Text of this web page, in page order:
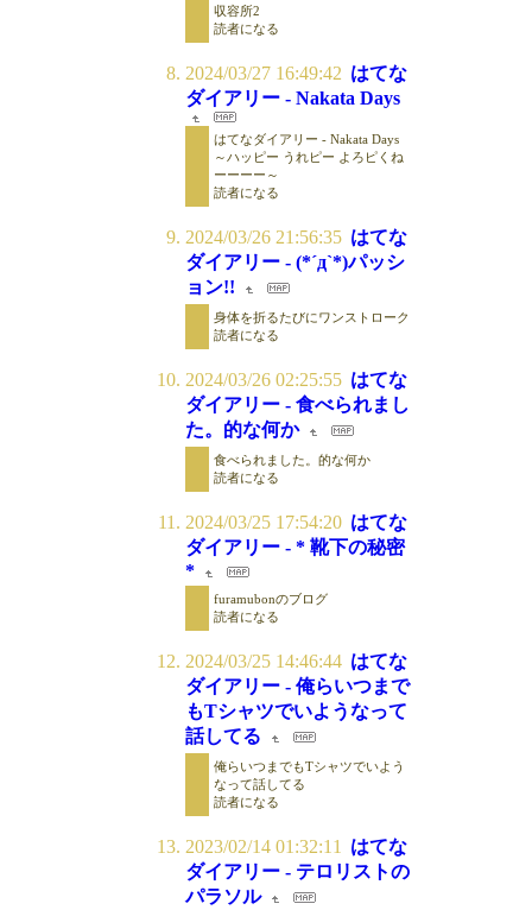
収容所2
読者になる
2024/03/27 16:49:42 はてな
ダイアリー - Nakata Days
はてなダイアリー - Nakata Days
～ハッピー うれピー よろピくね
ーーーー～
読者になる
2024/03/26 21:56:35 はてな
ダイアリー - (*´д`*)パッシ
ョン!!
身体を折るたびにワンストローク
読者になる
2024/03/26 02:25:55 はてな
ダイアリー - 食べられまし
た。的な何か
食べられました。的な何か
読者になる
2024/03/25 17:54:20 はてな
ダイアリー - * 靴下の秘密
*
furamubonのブログ
読者になる
2024/03/25 14:46:44 はてな
ダイアリー - 俺らいつまで
もTシャツでいようなって
話してる
俺らいつまでもTシャツでいよう
なって話してる
読者になる
2023/02/14 01:32:11
はてな
ダイアリー - テロリストの
パラソル